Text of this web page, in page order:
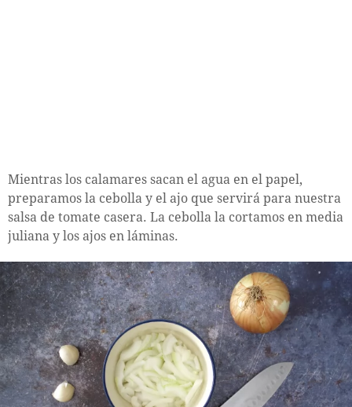
Mientras los calamares sacan el agua en el papel,
preparamos la cebolla y el ajo que servirá para nuestra
salsa de tomate casera. La cebolla la cortamos en media
juliana y los ajos en láminas.